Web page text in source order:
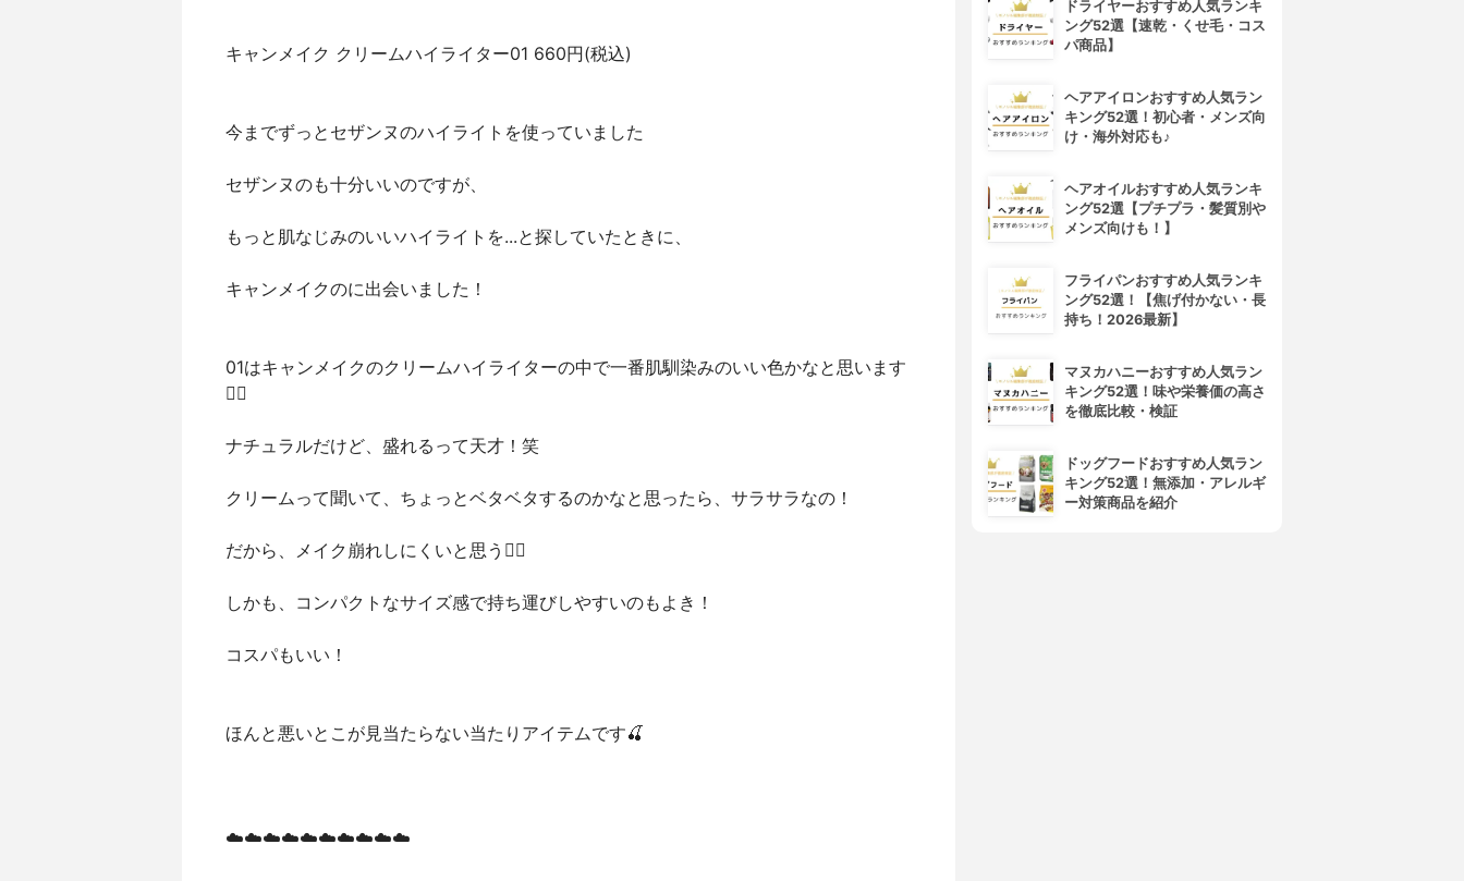
キャンメイク クリームハイライター01 660円(税込)
今までずっとセザンヌのハイライトを使っていました
セザンヌのも十分いいのですが、
もっと肌なじみのいいハイライトを...と探していたときに、
キャンメイクのに出会いました！
01はキャンメイクのクリームハイライターの中で一番肌馴染みのいい色かなと思います
👍🏻
ナチュラルだけど、盛れるって天才！笑
クリームって聞いて、ちょっとベタベタするのかなと思ったら、サラサラなの！
だから、メイク崩れしにくいと思う👌🏻
しかも、コンパクトなサイズ感で持ち運びしやすいのもよき！
コスパもいい！
ほんと悪いとこが見当たらない当たりアイテムです🍒
☁️☁️☁️☁️☁️☁️☁️☁️☁️☁️
ドライヤーおすすめ人気ランキ
ング52選【速乾・くせ毛・コス
パ商品】
ヘアアイロンおすすめ人気ラン
キング52選！初心者・メンズ向
け・海外対応も♪
ヘアオイルおすすめ人気ランキ
ング52選【プチプラ・髪質別や
メンズ向けも！】
フライパンおすすめ人気ランキ
ング52選！【焦げ付かない・長
持ち！2026最新】
マヌカハニーおすすめ人気ラン
キング52選！味や栄養価の高さ
を徹底比較・検証
ドッグフードおすすめ人気ラン
キング52選！無添加・アレルギ
ー対策商品を紹介